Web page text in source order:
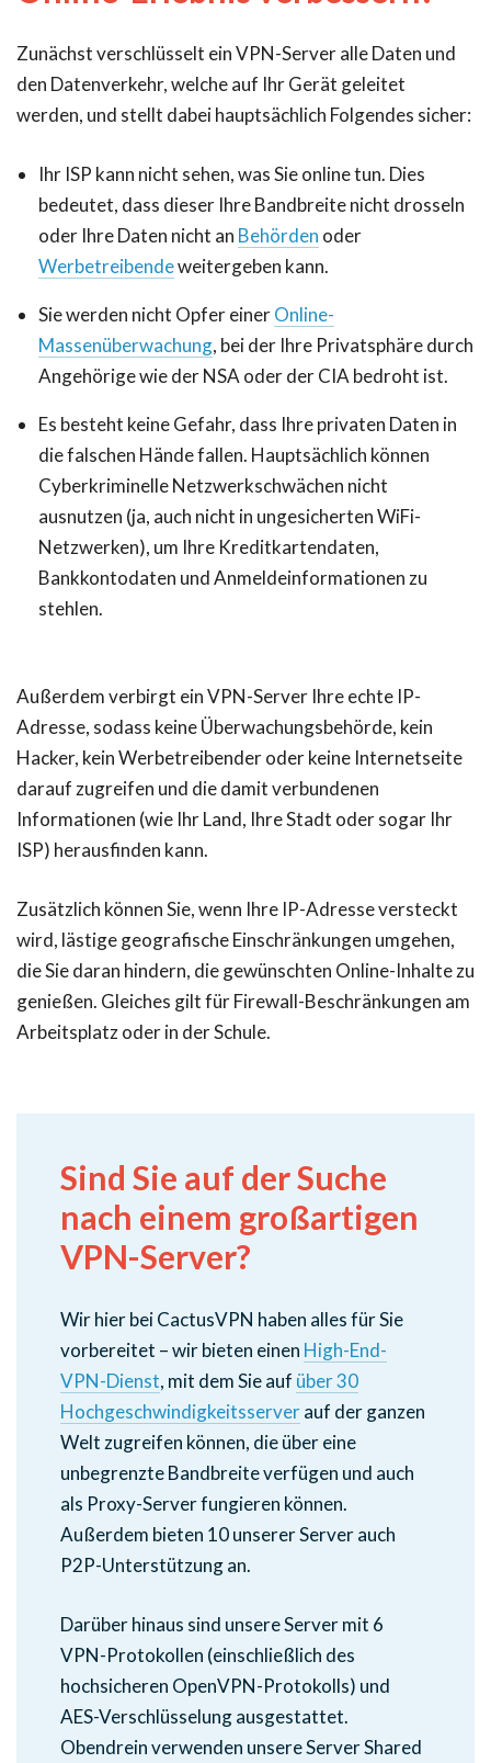
Zunächst verschlüsselt ein VPN-Server alle Daten und
den Datenverkehr, welche auf Ihr Gerät geleitet
werden, und stellt dabei hauptsächlich Folgendes sicher:
Ihr ISP kann nicht sehen, was Sie online tun. Dies
bedeutet, dass dieser Ihre Bandbreite nicht drosseln
oder Ihre Daten nicht an Behörden oder
Werbetreibendeweitergeben kann.
Sie werden nicht Opfer einerOnline-
Massenüberwachung, bei der Ihre Privatsphäre durch
Angehörige wie der NSA oder der CIA bedroht ist.
Es besteht keine Gefahr, dass Ihre privaten Daten in
die falschen Hände fallen. Hauptsächlich können
Cyberkriminelle Netzwerkschwächen nicht
ausnutzen (ja, auch nicht in ungesicherten WiFi-
Netzwerken), um Ihre Kreditkartendaten,
Bankkontodaten und Anmeldeinformationen zu
stehlen.
Außerdem verbirgt ein VPN-Server Ihre echte IP-
Adresse, sodass keine Überwachungsbehörde, kein
Hacker, kein Werbetreibender oder keine Internetseite
darauf zugreifen und die damit verbundenen
Informationen (wie Ihr Land, Ihre Stadt oder sogar Ihr
ISP) herausfinden kann.
Zusätzlich können Sie, wenn Ihre IP-Adresse versteckt
wird, lästige geografische Einschränkungen umgehen,
die Sie daran hindern, die gewünschten Online-Inhalte zu
genießen. Gleiches gilt für Firewall-Beschränkungen am
Arbeitsplatz oder in der Schule.
Sind Sie auf der Suche
nach einem großartigen
VPN-Server?
Wir hier bei CactusVPN haben alles für Sie
vorbereitet – wir bieten einen High-End-
VPN-Dienst, mit dem Sie auf über 30
Hochgeschwindigkeitsserverauf der ganzen
Welt zugreifen können, die über eine
unbegrenzte Bandbreite verfügen und auch
als Proxy-Server fungieren können.
Außerdem bieten 10 unserer Server auch
P2P-Unterstützung an.
Darüber hinaus sind unsere Server mit 6
VPN-Protokollen (einschließlich des
hochsicheren OpenVPN-Protokolls) und
AES-Verschlüsselung ausgestattet.
Obendrein verwenden unsere Server Shared